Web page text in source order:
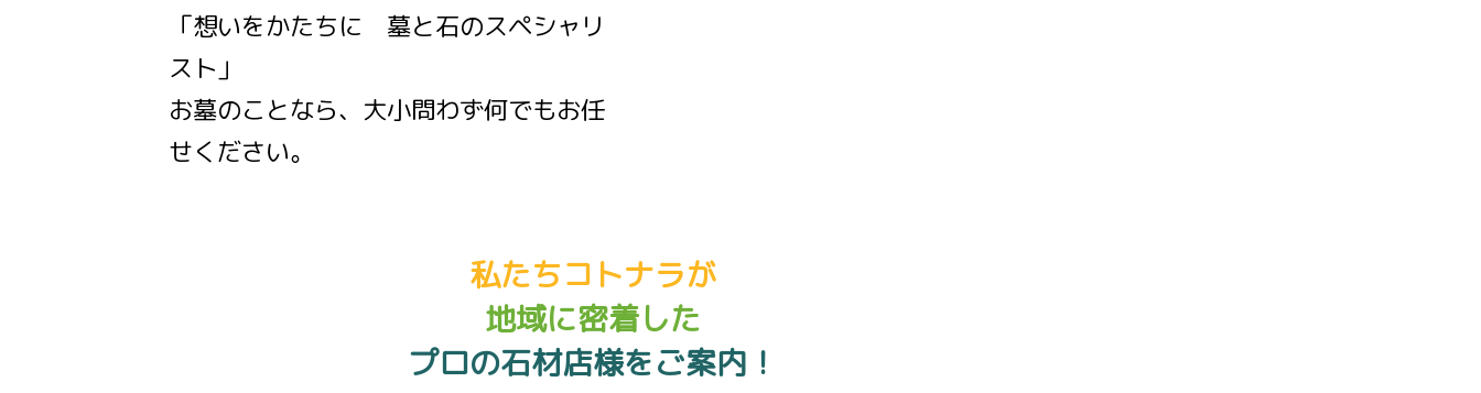
「想いをかたちに 墓と石のスペシャリ
スト」
お墓のことなら、大小問わず何でもお任
せください。
私たちコトナラが
地域に密着した
プロの石材店様をご案内！